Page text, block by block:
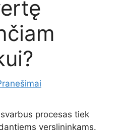
procesas tiek
verslininkams.